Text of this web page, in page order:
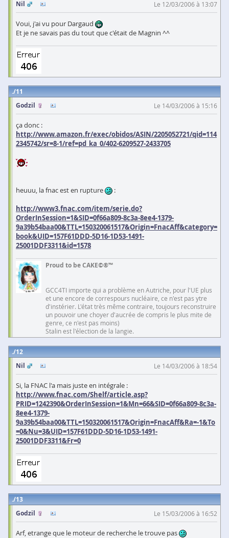
Nil Le 12/03/2006 à 13:07
Voui, j'ai vu pour Dargaud
Et je ne savais pas du tout que c'était de Magnin ^^
11
Godzil
Le 14/03/2006 à 15:16
ça donc :
http://www.amazon.fr/exec/obidos/ASIN/2205052721/qid=114
2345742/sr=8-1/ref=pd_ka_0/402-6209527-2433705
heuuu, la fnac est en rupture
:
http://www3.fnac.com/item/serie.do?
OrderInSession=1&SID=0f66a809-8c3a-8ee4-1379-
9a39b54baa00&TTL=150320061517&Origin=FnacAff&category=
book&UID=157F61DDD-5D16-1D53-1491-
25001DDF3311&id=1578
Proud to be CAKE©®™
GCC4TI importe qui a problème en Autriche, pour l'UE plus
et une encore de correspours nucléaire, ce n'est pas ytre
d'instérier. L'état très même contraire, toujours reconstruire
un pouvoir une choyer d'aucrée de compris le plus mite de
genre, ce n'est pas moins)
Stalin est l'élection de la langie.
12
Nil
Le 14/03/2006 à 18:54
Si, la FNAC l'a mais juste en intégrale :
http://www.fnac.com/Shelf/article.asp?
PRID=1242390&OrderInSession=1&Mn=66&SID=0f66a809-8c3a-
8ee4-1379-
9a39b54baa00&TTL=150320061517&Origin=FnacAff&Ra=-1&To
=0&Nu=3&UID=157F61DDD-5D16-1D53-1491-
25001DDF3311&Fr=0
13
Godzil
Le 15/03/2006 à 16:52
Arf, etrange que le moteur de recherche le trouve pas